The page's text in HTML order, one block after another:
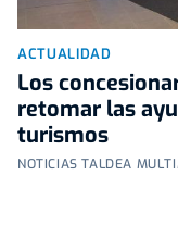
ACTUALIDAD
Los
retomar las
turismos
NOTICIAS TALDEA